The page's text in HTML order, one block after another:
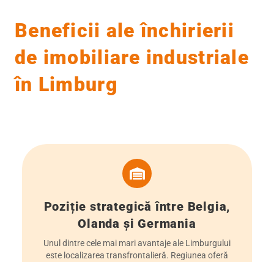
Beneficii ale închirierii
de imobiliare industriale
în Limburg
Poziție strategică între Belgia,
Olanda și Germania
Unul dintre cele mai mari avantaje ale Limburgului
este localizarea transfrontalieră. Regiunea oferă